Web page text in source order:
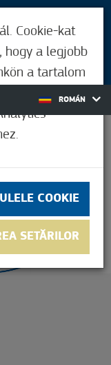
ROMÁN
Cookie-kat
hogy a legjobb
a tartalom
COOKIE
SETĂRILOR